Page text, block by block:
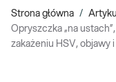
Strona główna /
Opryszczka „na
zakażeniu HSV, objawy